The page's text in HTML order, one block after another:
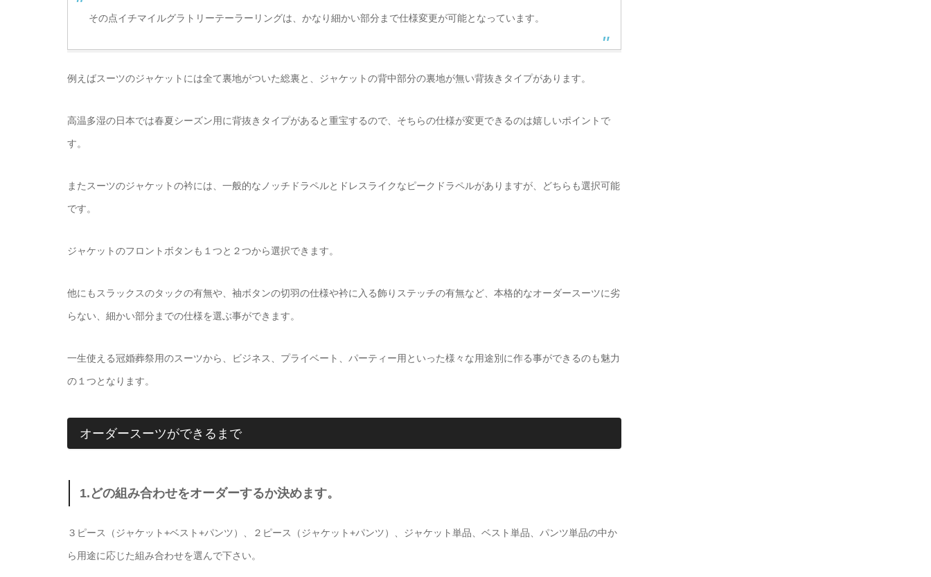
その点イチマイルグラトリーテーラーリングは、かなり細かい部分まで仕様変更が可能となっています。
例えばスーツのジャケットには全て裏地がついた総裏と、ジャケットの背中部分の裏地が無い背抜きタイプがあります。
高温多湿の日本では春夏シーズン用に背抜きタイプがあると重宝するので、そちらの仕様が変更できるのは嬉しいポイントで
す。
またスーツのジャケットの衿には、一般的なノッチドラペルとドレスライクなピークドラペルがありますが、どちらも選択可能
です。
ジャケットのフロントボタンも１つと２つから選択できます。
他にもスラックスのタックの有無や、袖ボタンの切羽の仕様や衿に入る飾りステッチの有無など、本格的なオーダースーツに劣
らない、細かい部分までの仕様を選ぶ事ができます。
一生使える冠婚葬祭用のスーツから、ビジネス、プライベート、パーティー用といった様々な用途別に作る事ができるのも魅力
の１つとなります。
オーダースーツができるまで
1.どの組み合わせをオーダーするか決めます。
３ピース（ジャケット+ベスト+パンツ）、２ピース（ジャケット+パンツ）、ジャケット単品、ベスト単品、パンツ単品の中か
ら用途に応じた組み合わせを選んで下さい。